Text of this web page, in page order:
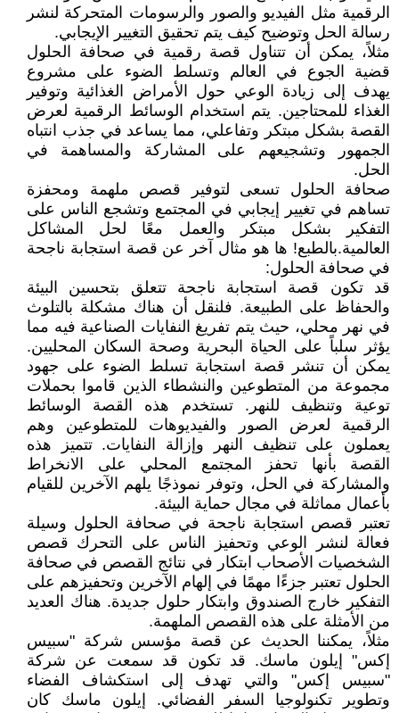
الرقمية مثل الفيديو والصور والرسومات المتحركة لنشر
رسالة الحل وتوضيح كيف يتم تحقيق التغيير الإيجابي.
مثلاً، يمكن أن تتناول قصة رقمية في صحافة الحلول
قضية الجوع في العالم وتسلط الضوء على مشروع
يهدف إلى زيادة الوعي حول الأمراض الغذائية وتوفير
الغذاء للمحتاجين. يتم استخدام الوسائط الرقمية لعرض
القصة بشكل مبتكر وتفاعلي، مما يساعد في جذب انتباه
الجمهور وتشجيعهم على المشاركة والمساهمة في
الحل.
صحافة الحلول تسعى لتوفير قصص ملهمة ومحفزة
تساهم في تغيير إيجابي في المجتمع وتشجع الناس على
التفكير بشكل مبتكر والعمل معًا لحل المشاكل
العالمية.بالطبع! ها هو مثال آخر عن قصة استجابة ناجحة
في صحافة الحلول:
قد تكون قصة استجابة ناجحة تتعلق بتحسين البيئة
والحفاظ على الطبيعة. فلنقل أن هناك مشكلة بالتلوث
في نهر محلي، حيث يتم تفريغ النفايات الصناعية فيه مما
يؤثر سلباً على الحياة البحرية وصحة السكان المحليين.
يمكن أن تنشر قصة استجابة تسلط الضوء على جهود
مجموعة من المتطوعين والنشطاء الذين قاموا بحملات
توعية وتنظيف للنهر. تستخدم هذه القصة الوسائط
الرقمية لعرض الصور والفيديوهات للمتطوعين وهم
يعملون على تنظيف النهر وإزالة النفايات. تتميز هذه
القصة بأنها تحفز المجتمع المحلي على الانخراط
والمشاركة في الحل، وتوفر نموذجًا يلهم الآخرين للقيام
بأعمال مماثلة في مجال حماية البيئة.
تعتبر قصص استجابة ناجحة في صحافة الحلول وسيلة
فعالة لنشر الوعي وتحفيز الناس على التحرك قصص
الشخصيات الأصحاب ابتكار في نتائج القصص في صحافة
الحلول تعتبر جزءًا مهمًا في إلهام الآخرين وتحفيزهم على
التفكير خارج الصندوق وابتكار حلول جديدة. هناك العديد
من الأمثلة على هذه القصص الملهمة.
مثلاً، يمكننا الحديث عن قصة مؤسس شركة "سبيس
إكس" إيلون ماسك. قد تكون قد سمعت عن شركة
"سبيس إكس" والتي تهدف إلى استكشاف الفضاء
وتطوير تكنولوجيا السفر الفضائي. إيلون ماسك كان